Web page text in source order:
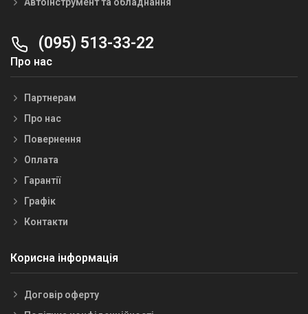
(095) 513-33-22
Про нас
Партнерам
Про нас
Повернення
Оплата
Гарантії
Графік
Контакти
Корисна інформація
Договір оферту